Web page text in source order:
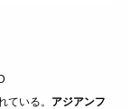
いる。 アジアンフ